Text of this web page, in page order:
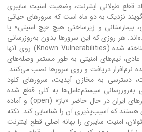
قطع طولانی اینترنت، وضعیت امنیت سایبری
نزدیک به دو ماه است که سرورهای حیاتی
و زیرساختی هیچ «پچ امنیتی» یا
هر روزی که این سرورها بدون به‌روزرسانی
بمانند، آسیب‌پذیری‌های شناخته شده (Known Vulnerabilities) روی آنها
تیم‌های امنیتی به طور مستمر وصله‌های
نرم‌افزار دریافت و روی سرورها نصب می‌کنند.
دسترسی به مخازن آپدیت، سرورهای کلود
به‌روزرسانی سیستم‌عامل‌ها به کلی قطع شده
است. به عبارت دیگر، سرورهای ایران در حال حاضر «باز» (open) و آماده
که آسیب‌پذیری آن را شناسایی کند. نکته
امنیت سایبری را بهانه اصلی قطع اینترنت